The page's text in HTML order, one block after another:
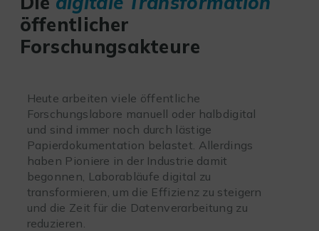
öffentlicher
Forschungsakteure
Heute arbeiten viele öffentliche
Forschungslabore manuell oder halbdigital
und sind immer noch durch lästige
Papierdokumentation belastet. Allerdings
haben Pioniere in der Industrie damit
begonnen, Laborabläufe digital zu
transformieren, um die Effizienz zu steigern
und die Zeit für die Datenverarbeitung zu
reduzieren.